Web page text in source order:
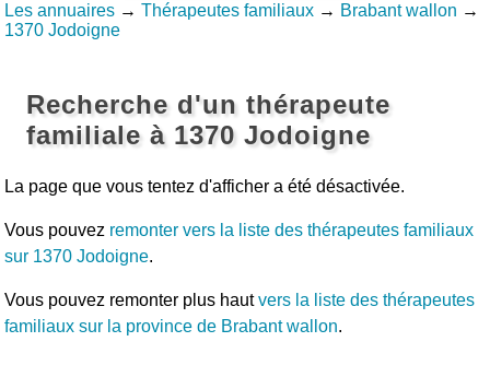
Les annuaires → Thérapeutes familiaux → Brabant wallon →
1370 Jodoigne
Recherche d'un thérapeute
familiale à 1370 Jodoigne
La page que vous tentez d'afficher a été désactivée.
Vous pouvez remonter vers la liste des thérapeutes familiaux
sur 1370 Jodoigne.
Vous pouvez remonter plus hautvers la liste des thérapeutes
familiaux sur la province de Brabant wallon.